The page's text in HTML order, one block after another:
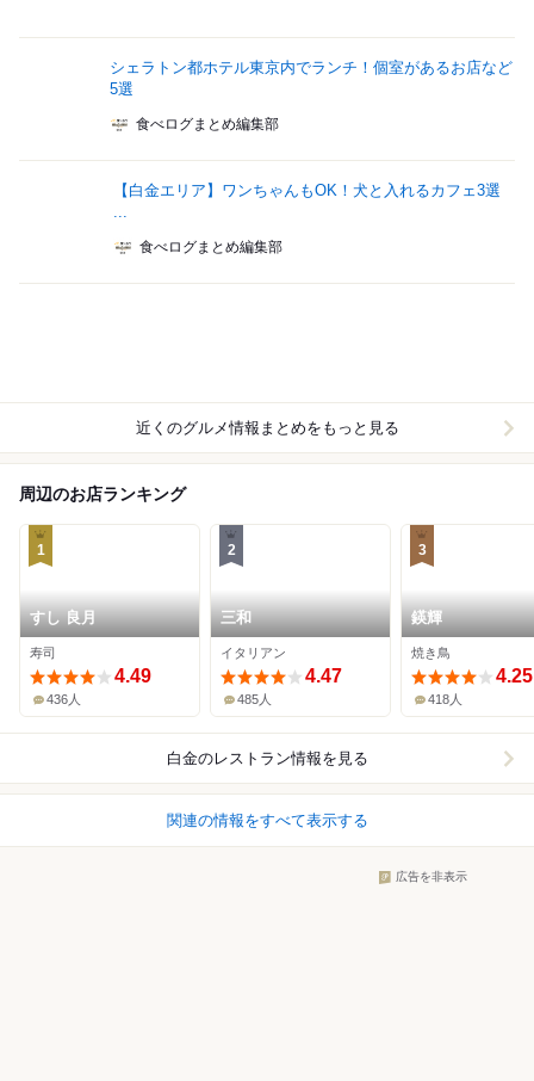
シェラトン都ホテル東京内でランチ！個室があるお店など
5選
食べログまとめ編集部
【白金エリア】ワンちゃんもOK！犬と入れるカフェ3選
...
食べログまとめ編集部
近くのグルメ情報まとめをもっと見る
周辺のお店ランキング
1
すし 良月
寿司
4.49
436人
2
三和
イタリアン
4.47
485人
3
鍈輝
焼き鳥
4.25
418人
白金のレストラン情報を見る
関連の情報をすべて表示する
広告を非表示